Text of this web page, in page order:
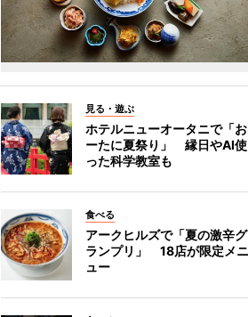
見る・遊ぶ
ホテルニューオータニで「お
ーたに夏祭り」 縁日やAI使
った科学教室も
食べる
アークヒルズで「夏の激辛グ
ランプリ」 18店が限定メニ
ュー